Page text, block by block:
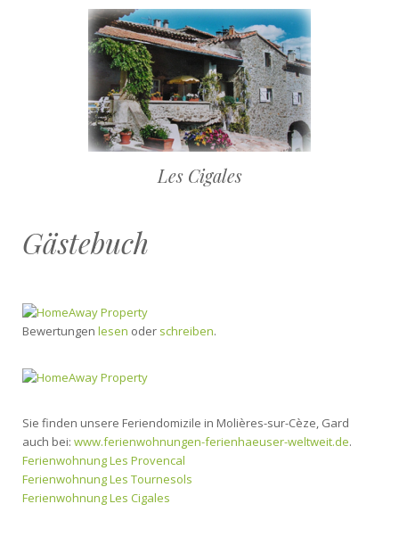
Les Cigales
Gästebuch
Bewertungen lesen oder schreiben.
Sie finden unsere Feriendomizile in Molières-sur-Cèze, Gard
auch bei: www.ferienwohnungen-ferienhaeuser-weltweit.de.
Ferienwohnung Les Provencal
Ferienwohnung Les Tournesols
Ferienwohnung Les Cigales